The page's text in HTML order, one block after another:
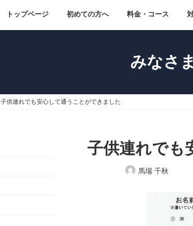
トップページ 初めての方へ 料金・コース
みなさ
子供連れでも安心して通うことができました
子供連れでも
最
馬場 千秋